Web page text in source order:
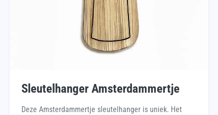
Sleutelhanger Amsterdammertje
Deze Amsterdammertje sleutelhanger is uniek. Het